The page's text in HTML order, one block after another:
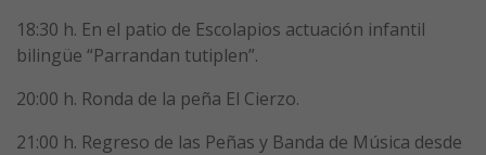
18:30 h. En el patio de Escolapios actuación infantil
bilingüe “Parrandan tutiplen”.
20:00 h. Ronda de la peña El Cierzo.
21:00 h. Regreso de las Peñas y Banda de Música desde